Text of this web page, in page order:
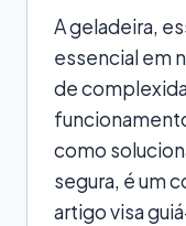
A geladeira,
essencial em
de
como
segura, é um
artigo visa